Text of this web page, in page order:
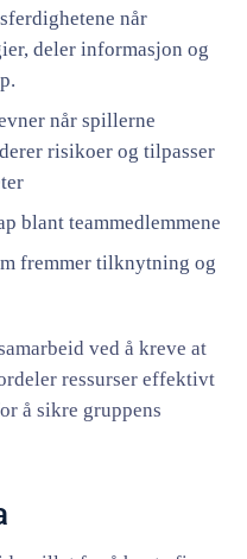
når
deler informasjon og
når spillerne
risikoer og tilpasser
blant teammedlemmene
fremmer tilknytning og
ved å kreve at
ressurser effektivt
å sikre gruppens